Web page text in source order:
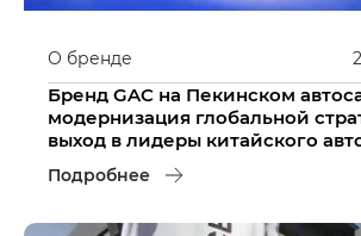
О бренде
Бренд GAC на Пекинском
модернизация глобальной
выход в лидеры китайского
Подробнее